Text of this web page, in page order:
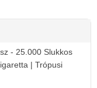
- 25.000 Slukkos
| Trópusi